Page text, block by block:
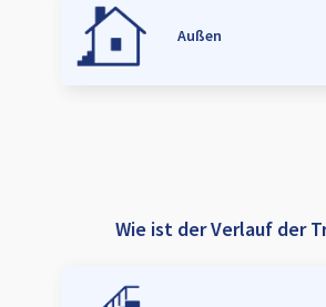
Außen
Wie ist der Verlauf der